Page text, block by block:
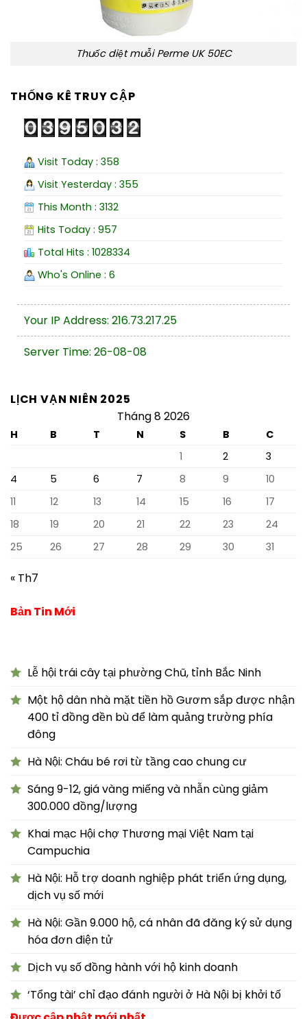
Thuốc diệt muỗi Perme UK 50EC
THỐNG KÊ TRUY CẬP
Visit Today : 358
Visit Yesterday : 355
This Month : 3132
Hits Today : 957
Total Hits : 1028334
Who's Online : 6
Your IP Address: 216.73.217.25
Server Time: 26-08-08
LỊCH VẠN NIÊN 2025
Tháng 8 2026
H B T N S B
C
1
2
3
4
5 6 7 8 9
10
11
12 13 14 15 16
17
18
19 20 21 22 23
24
25
26 27 28 29 30 31
« Th7
Bản Tin Mới
Lễ hội trái cây tại phường Chũ, tỉnh Bắc Ninh
Một hộ dân nhà mặt tiền hồ Gươm sắp được nhận
400 tỉ đồng đền bù để làm quảng trường phía
đông
Hà Nội: Cháu bé rơi từ tầng cao chung cư
Sáng 9-12, giá vàng miếng và nhẫn cùng giảm
300.000 đồng/lượng
Khai mạc Hội chợ Thương mại Việt Nam tại
Campuchia
Hà Nội: Hỗ trợ doanh nghiệp phát triển ứng dụng,
dịch vụ số mới
Hà Nội: Gần 9.000 hộ, cá nhân đã đăng ký sử dụng
hóa đơn điện tử
Dịch vụ số đồng hành với hộ kinh doanh
‘Tổng tài’ chỉ đạo đánh người ở Hà Nội bị khởi tố